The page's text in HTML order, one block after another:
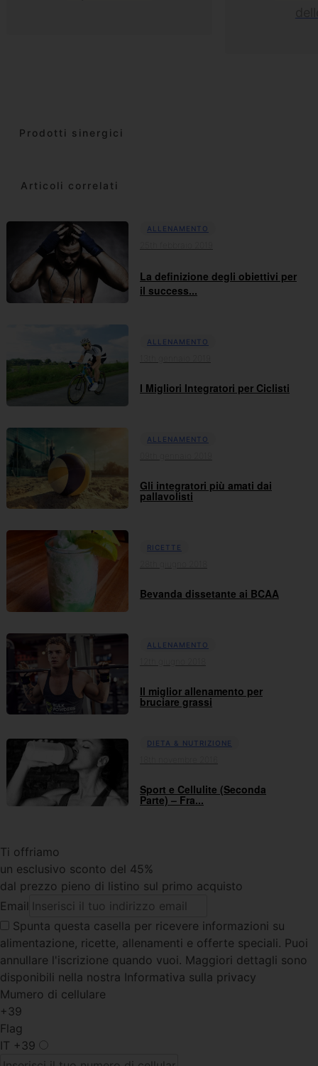
Prodotti sinergici
Articoli correlati
ALLENAMENTO
La definizione degli obiettivi per
il success...
ALLENAMENTO
I Migliori Integratori per Ciclisti
ALLENAMENTO
Gli integratori più amati dai
pallavolisti
RICETTE
Bevanda dissetante ai BCAA
ALLENAMENTO
Il miglior allenamento per
bruciare grassi
DIETA & NUTRIZIONE
Sport e Cellulite (Seconda
Parte) – Fra...
Ti offriamo
un esclusivo sconto del 45%
dal prezzo pieno di listino sul primo acquisto
Email
Spunta questa casella per ricevere informazioni su
alimentazione, ricette, allenamenti e offerte speciali. Puoi
annullare l'iscrizione quando vuoi. Maggiori dettagli sono
disponibili nella nostra Informativa sulla privacy
Mumero di cellulare
+39
Flag
IT +39